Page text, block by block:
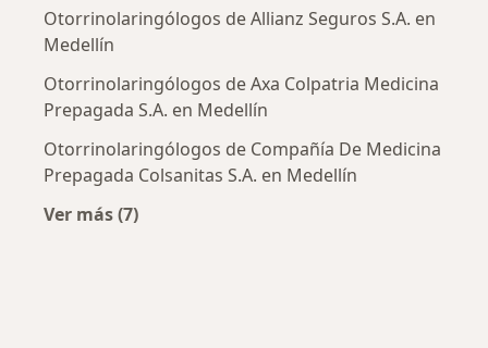
Otorrinolaringólogos de Allianz Seguros S.A. en
Medellín
Otorrinolaringólogos de Axa Colpatria Medicina
Prepagada S.A. en Medellín
Otorrinolaringólogos de Compañía De Medicina
Prepagada Colsanitas S.A. en Medellín
Ver más (7)